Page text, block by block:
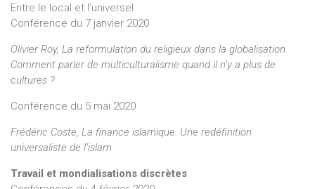
Entre le local et l’universel
Conférence du 7 janvier 2020
Olivier Roy, La reformulation du religieux dans la globalisation.
Comment parler de multiculturalisme quand il n’y a plus de
cultures ?
Conférence du 5 mai 2020
Frédéric Coste, La finance islamique. Une redéfinition
universaliste de l’islam
Travail et mondialisations discrètes